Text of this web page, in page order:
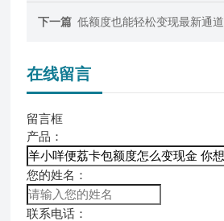
下一篇 低额度也能轻松变现最新通道
在线留言
留言框
产品：
您的姓名：
联系电话：